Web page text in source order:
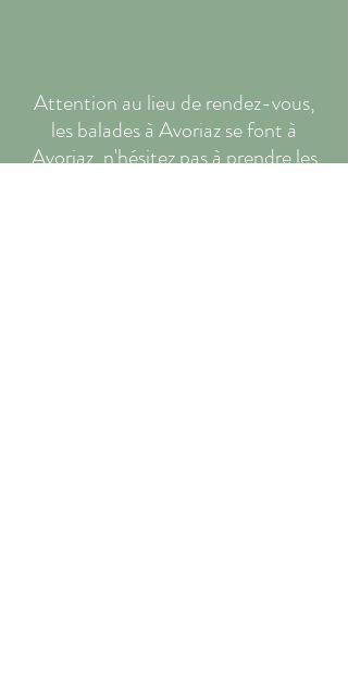
Attention au lieu de rendez-vous,
les balades à Avoriaz se font à
Avoriaz, n'hésitez pas à prendre les